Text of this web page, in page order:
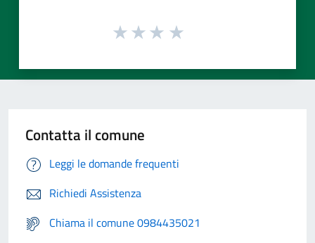
Contatta il comune
Leggi le domande frequenti
Richiedi Assistenza
Chiama il comune 0984435021